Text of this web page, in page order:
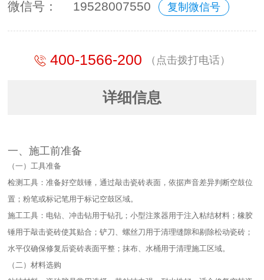
微信号： 19528007550 复制微信号
400-1566-200 （点击拨打电话）
详细信息
一、施工前准备​
（一）工具准备​
检测工具：准备好空鼓锤，通过敲击瓷砖表面，依据声音差异判断空鼓位
置；粉笔或标记笔用于标记空鼓区域。​
施工工具：电钻、冲击钻用于钻孔；小型注浆器用于注入粘结材料；橡胶
锤用于敲击瓷砖使其贴合；铲刀、螺丝刀用于清理缝隙和剔除松动瓷砖；
水平仪确保修复后瓷砖表面平整；抹布、水桶用于清理施工区域。​
（二）材料选购​